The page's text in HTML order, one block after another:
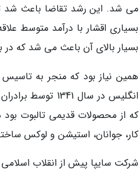
می شد. این رشد تقاضا باعث شد
بسیاری اقشار با درآمد متوسط
بسیار بالای آن باعث می شد که در
همین نیاز بود که منجر به
انگلیس در
کار، جوانان، استیشن و لوکس
شرکت سایپا پیش از انقلاب اسلامی